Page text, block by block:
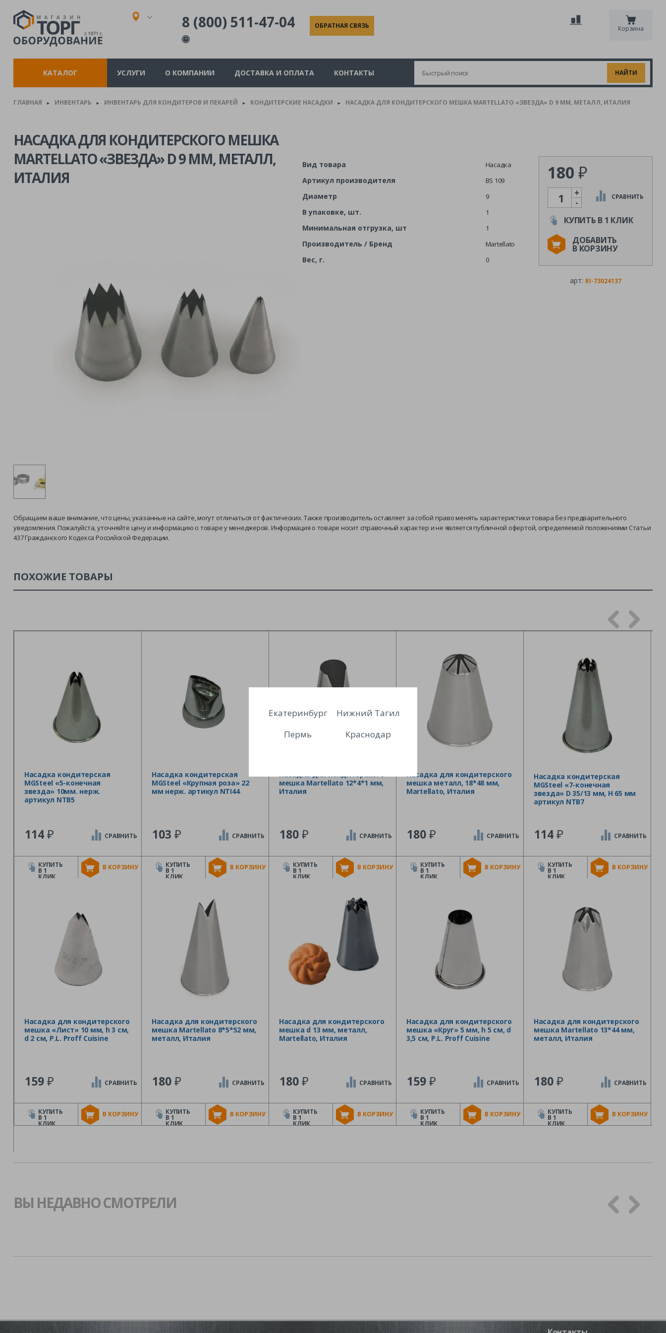
8 (800) 511-47-04 ОБРАТНАЯ СВЯЗЬ Корзина
КАТАЛОГ УСЛУГИ О КОМПАНИИ ДОСТАВКА И ОПЛАТА КОНТАКТЫ
ГЛАВНАЯ ► ИНВЕНТАРЬ ► ИНВЕНТАРЬ ДЛЯ КОНДИТЕРОВ И ПЕКАРЕЙ ► КОНДИТЕРСКИЕ НАСАДКИ ► НАСАДКА ДЛЯ КОНДИТЕРСКОГО МЕШКА MARTELLATO «ЗВЕЗДА» D 9 ММ, МЕТАЛЛ, ИТАЛИЯ
НАСАДКА ДЛЯ КОНДИТЕРСКОГО МЕШКА
MARTELLATO «ЗВЕЗДА» D 9 ММ, МЕТАЛЛ,
ИТАЛИЯ
Вид товара Насадка
Артикул производителя BS 109
Диаметр 9
В упаковке, шт. 1
Минимальная отгрузка, шт 1
Производитель / Бренд Martellato
Вес, г. 0
180 ₽
Количество
-
+ СРАВНИТЬ
КУПИТЬ В 1 КЛИК
ДОБАВИТЬ
В КОРЗИНУ
арт: RI-73024137
Обращаем ваше внимание, что цены, указанные на сайте, могут отличаться от фактических. Также производитель оставляет за собой право менять характеристики товара без предварительного
уведомления. Пожалуйста, уточняйте цену и информацию о товаре у менеджеров. Информация о товаре носит справочный характер и не является публичной офертой, определяемой положениями Статьи
437 Гражданского Кодекса Российской Федерации.
ПОХОЖИЕ ТОВАРЫ
Насадка кондитерская
MGSteel «5-конечная
звезда» 10мм. нерж.
артикул NTB5
114₽
В КОРЗИНУ
СРАВНИТЬ
КУПИТЬ
В 1
КЛИК
Насадка кондитерская
MGSteel «Крупная роза» 22
мм нерж. артикул NTI44
103 ₽
В КОРЗИНУ
СРАВНИТЬ
КУПИТЬ
В 1
КЛИК
Насадка для кондитерского
мешка Martellato 12*4*1 мм,
Италия
180₽
В КОРЗИНУ
СРАВНИТЬ
КУПИТЬ
В 1
КЛИК
Насадка для кондитерского
мешка металл, 18*48 мм,
Martellato, Италия
180₽
В КОРЗИНУ
СРАВНИТЬ
КУПИТЬ
В 1
КЛИК
Насадка кондитерская
MGSteel «7-конечная
звезда» D 35/13 мм, H 65 мм
артикул NTB7
114₽
В КОРЗИНУ
СРАВНИТЬ
КУПИТЬ
В 1
КЛИК
Насадка для кондитерского
мешка «Лист» 10 мм, h 3 см,
d 2 см, P.L. Proff Cuisine
159₽
В КОРЗИНУ
СРАВНИТЬ
КУПИТЬ
В 1
КЛИК
Насадка для кондитерского
мешка Martellato 8*5*52 мм,
металл, Италия
180₽
В КОРЗИНУ
СРАВНИТЬ
КУПИТЬ
В 1
КЛИК
Насадка для кондитерского
мешка d 13 мм, металл,
Martellato, Италия
180₽
В КОРЗИНУ
СРАВНИТЬ
КУПИТЬ
В 1
КЛИК
Насадка для кондитерского
мешка «Круг» 5 мм, h 5 см, d
3,5 см, P.L. Proff Cuisine
159₽
В КОРЗИНУ
СРАВНИТЬ
КУПИТЬ
В 1
КЛИК
Насадка для кондитерского
мешка Martellato 13*44 мм,
металл, Италия
180₽
В КОРЗИНУ
СРАВНИТЬ
КУПИТЬ
В 1
КЛИК
ВЫ НЕДАВНО СМОТРЕЛИ
Екатеринбург
Нижний Тагил
Пермь
Краснодар